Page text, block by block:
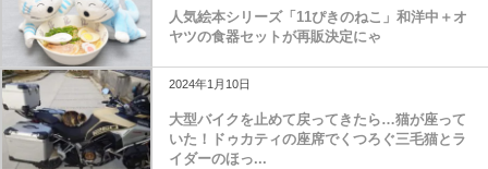
人気絵本シリーズ「11ぴきのねこ」和洋中＋オ
ヤツの食器セットが再販決定にゃ
2024年1月10日
大型バイクを止めて戻ってきたら…猫が座って
いた！ドゥカティの座席でくつろぐ三毛猫とラ
イダーのほっ...